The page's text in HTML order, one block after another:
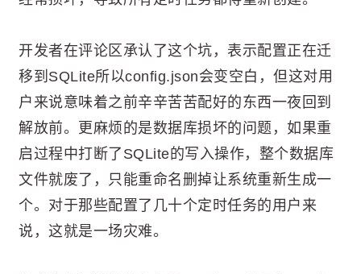
开发者在评论区承认了这个坑，表示配置正在迁
移到SQLite所以config.json会变空白，但这对用
户来说意味着之前辛辛苦苦配好的东西一夜回到
解放前。更麻烦的是数据库损坏的问题，如果重
启过程中打断了SQLite的写入操作，整个数据库
文件就废了，只能重命名删掉让系统重新生成一
个。对于那些配置了几十个定时任务的用户来
说，这就是一场灾难。